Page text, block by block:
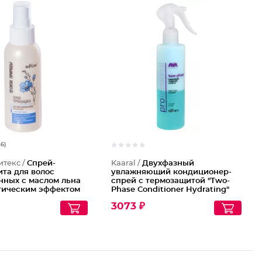
/Спрей-
для волос
с маслом льна
эффектом
Kaaral /Двухфазный
увлажняющий кондиционер-
спрей с термозащитой "Two-
Phase Conditioner Hydrating"
3073 ₽